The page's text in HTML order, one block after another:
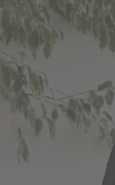
unserer Seiten
Suchergebnisse,
temporär
Besuch der
um Ihnen Inhalte
wir Ihnen
genau auf Ihr